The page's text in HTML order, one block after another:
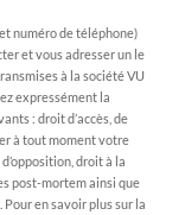
numéro de téléphone)
et vous adresser un le
à la société VU
expressément la
: droit d’accès, de
à tout moment votre
droit à la
post-mortem ainsi que
en savoir plus sur la